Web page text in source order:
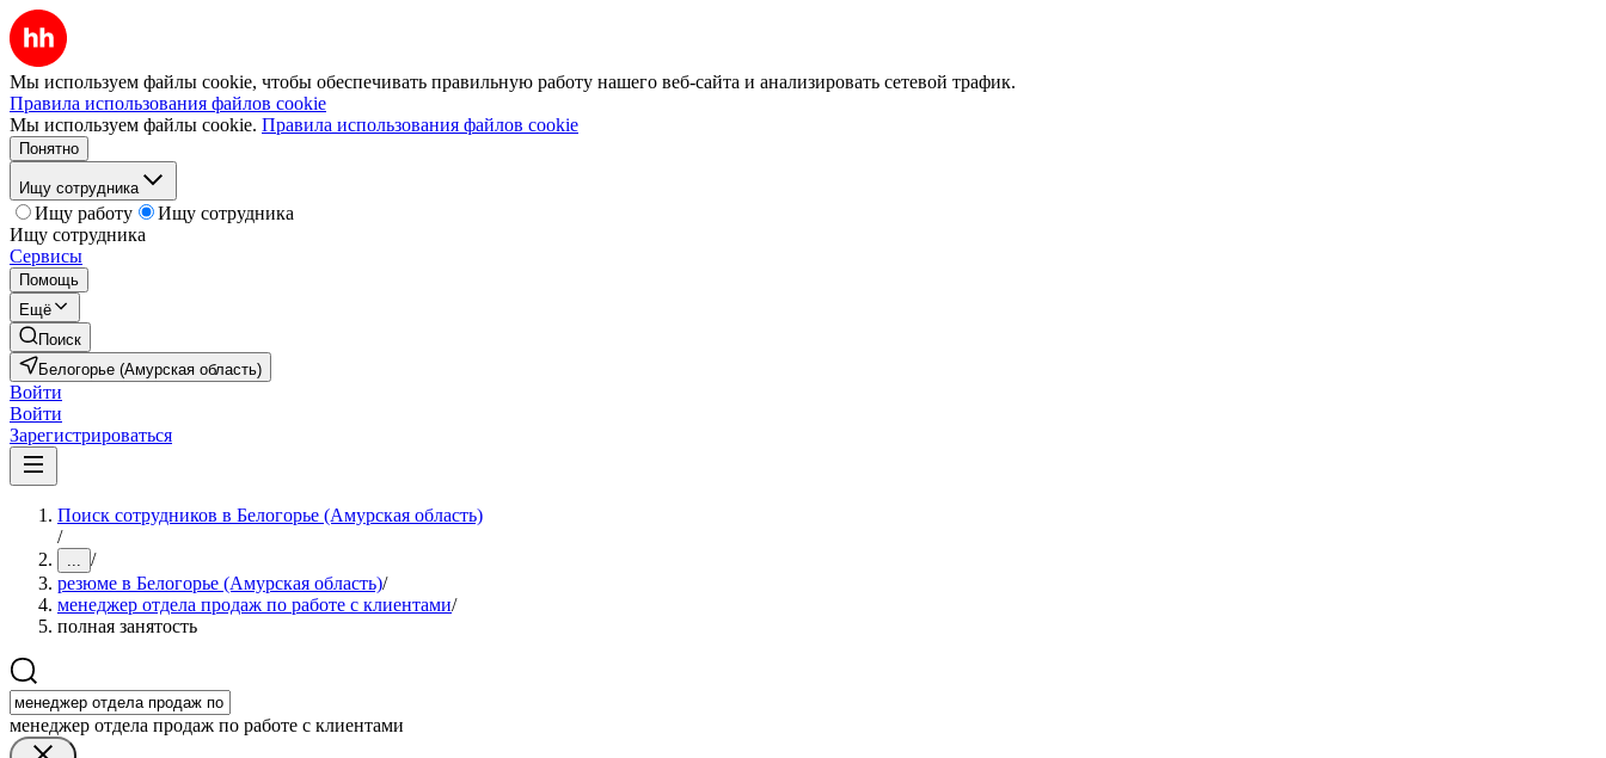
Мы используем файлы cookie, чтобы обеспечивать правильную работу нашего веб-сайта и анализировать сетевой трафик.
Правила использования файлов cookie
Мы используем файлы cookie. Правила использования файлов cookie
Понятно
Ищу сотрудника
Ищу работу
Ищу сотрудника
Ищу сотрудника
Сервисы
Помощь
Ещё
Поиск
Белогорье (Амурская область)
Войти
Войти
Зарегистрироваться
Поиск сотрудников в Белогорье (Амурская область)
/
... /
резюме в Белогорье (Амурская область)/
менеджер отдела продаж по работе с клиентами/
полная занятость
менеджер отдела продаж по работе с клиентами